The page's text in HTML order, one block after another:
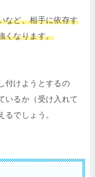
など、相手に依存す
くなります。
付けようとするの
いるか（受け入れて
るでしょう。